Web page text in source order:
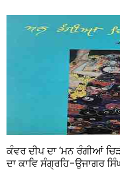
ਕੰਵਰ ਦੀਪ ਦਾ ‘ਮਨ ਰੰਗੀਆਂ
ਦਾ ਕਾਵਿ ਸੰਗ੍ਰਹਿ–ਉਜਾਗਰ